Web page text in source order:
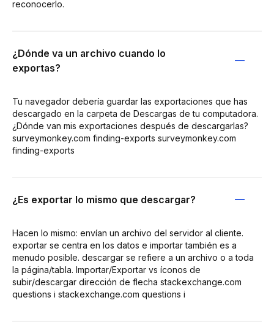
reconocerlo.
¿Dónde va un archivo cuando lo
exportas?
Tu navegador debería guardar las exportaciones que has
descargado en la carpeta de Descargas de tu computadora.
¿Dónde van mis exportaciones después de descargarlas?
surveymonkey.com finding-exports surveymonkey.com
finding-exports
¿Es exportar lo mismo que descargar?
Hacen lo mismo: envían un archivo del servidor al cliente.
exportar se centra en los datos e importar también es a
menudo posible. descargar se refiere a un archivo o a toda
la página/tabla. Importar/Exportar vs íconos de
subir/descargar dirección de flecha stackexchange.com
questions i stackexchange.com questions i